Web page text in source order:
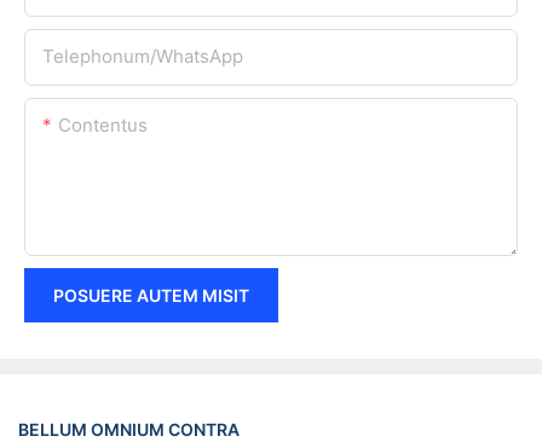
Telephonum/WhatsApp
Contentus
POSUERE AUTEM MISIT
BELLUM OMNIUM CONTRA